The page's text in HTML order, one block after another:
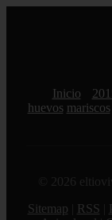
Inicio
huevos mariscos
© 2026
Sitemap
RSS